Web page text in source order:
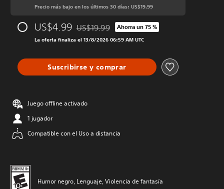
Precio más bajo en los últimos 30 días: US$19.99
US$4.99 Rebajado del precio original de US$19.99
US$19.99 Ahorra un 75 %
La oferta finaliza el 13/8/2026 06:59 AM UTC
Suscribirse y comprar
Juego offline activado
1 jugador
Compatible con el Uso a distancia
Humor negro, Lenguaje, Violencia de fantasía